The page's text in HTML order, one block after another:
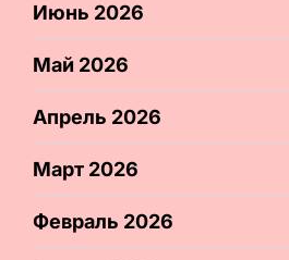
Июнь 2026
Май 2026
Апрель 2026
Март 2026
Февраль 2026